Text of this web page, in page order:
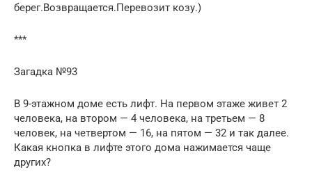
берег.Возвращается.Перевозит козу.)
***
Загадка №93
В 9-этажном доме есть лифт. На первом этаже живет 2
человека, на втором — 4 человека, на третьем — 8
человек, на четвертом — 16, на пятом — 32 и так далее.
Какая кнопка в лифте этого дома нажимается чаще
других?